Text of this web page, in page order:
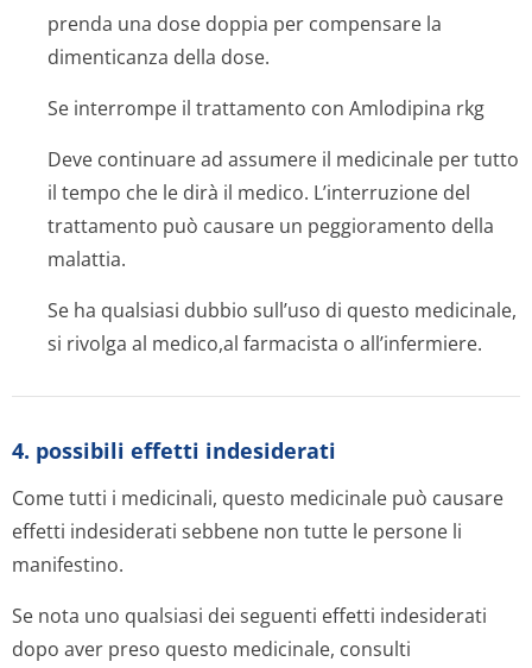
prenda una dose doppia per compensare la
dimenticanza della dose.
Se interrompe il trattamento con Amlodipina rkg
Deve continuare ad assumere il medicinale per tutto
il tempo che le dirà il medico. L’interruzione del
trattamento può causare un peggioramento della
malattia.
Se ha qualsiasi dubbio sull’uso di questo medicinale,
si rivolga al medico,al farmacista o all’infermiere.
4. possibili effetti indesiderati
Come tutti i medicinali, questo medicinale può causare
effetti indesiderati sebbene non tutte le persone li
manifestino.
Se nota uno qualsiasi dei seguenti effetti indesiderati
dopo aver preso questo medicinale, consulti